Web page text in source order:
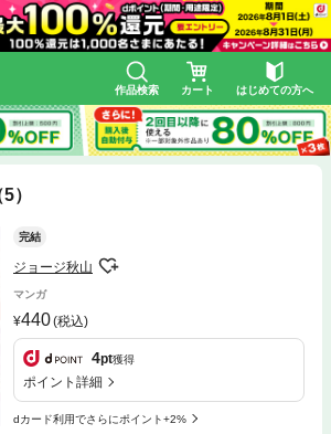
作品検索 カート はじめての方へ
）
完結
ジョージ秋山
マンガ
440(税込)
4pt獲得
ポイント詳細
dカード利用でさらにポイント+2%